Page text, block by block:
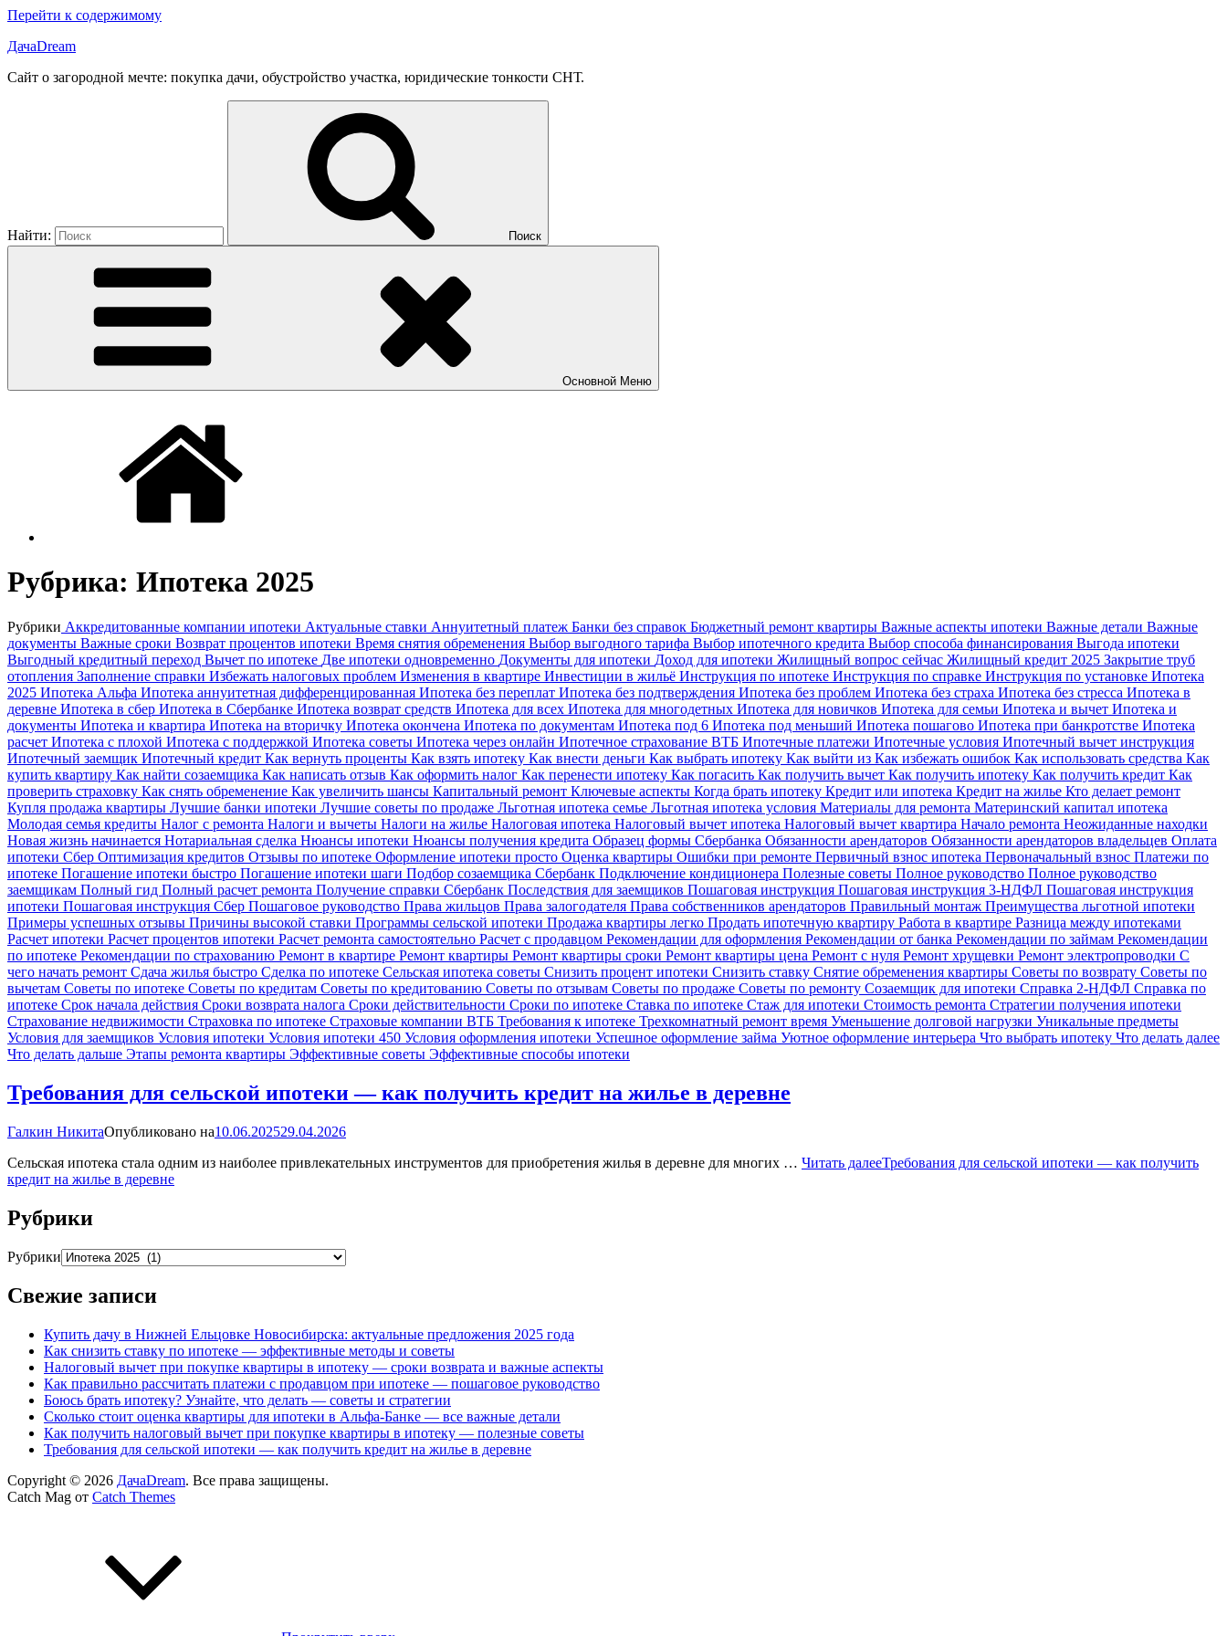
Перейти к содержимому
ДачаDream
Сайт о загородной мечте: покупка дачи, обустройство участка, юридические тонкости СНТ.
Найти: Поиск
Основной Меню
Рубрика: Ипотека 2025
Рубрики Аккредитованные компании ипотеки Актуальные ставки Аннуитетный платеж Банки без справок Бюджетный ремонт квартиры Важные аспекты ипотеки Важные детали Важные
документы Важные сроки Возврат процентов ипотеки Время снятия обременения Выбор выгодного тарифа Выбор ипотечного кредита Выбор способа финансирования Выгода ипотеки
Выгодный кредитный переход Вычет по ипотеке Две ипотеки одновременно Документы для ипотеки Доход для ипотеки Жилищный вопрос сейчас Жилищный кредит 2025 Закрытие труб
отопления Заполнение справки Избежать налоговых проблем Изменения в квартире Инвестиции в жильё Инструкция по ипотеке Инструкция по справке Инструкция по установке Ипотека
2025 Ипотека Альфа Ипотека аннуитетная дифференцированная Ипотека без переплат Ипотека без подтверждения Ипотека без проблем Ипотека без страха Ипотека без стресса Ипотека в
деревне Ипотека в сбер Ипотека в Сбербанке Ипотека возврат средств Ипотека для всех Ипотека для многодетных Ипотека для новичков Ипотека для семьи Ипотека и вычет Ипотека и
документы Ипотека и квартира Ипотека на вторичку Ипотека окончена Ипотека по документам Ипотека под 6 Ипотека под меньший Ипотека пошагово Ипотека при банкротстве Ипотека
расчет Ипотека с плохой Ипотека с поддержкой Ипотека советы Ипотека через онлайн Ипотечное страхование ВТБ Ипотечные платежи Ипотечные условия Ипотечный вычет инструкция
Ипотечный заемщик Ипотечный кредит Как вернуть проценты Как взять ипотеку Как внести деньги Как выбрать ипотеку Как выйти из Как избежать ошибок Как использовать средства Как
купить квартиру Как найти созаемщика Как написать отзыв Как оформить налог Как перенести ипотеку Как погасить Как получить вычет Как получить ипотеку Как получить кредит Как
проверить страховку Как снять обременение Как увеличить шансы Капитальный ремонт Ключевые аспекты Когда брать ипотеку Кредит или ипотека Кредит на жилье Кто делает ремонт
Купля продажа квартиры Лучшие банки ипотеки Лучшие советы по продаже Льготная ипотека семье Льготная ипотека условия Материалы для ремонта Материнский капитал ипотека
Молодая семья кредиты Налог с ремонта Налоги и вычеты Налоги на жилье Налоговая ипотека Налоговый вычет ипотека Налоговый вычет квартира Начало ремонта Неожиданные находки
Новая жизнь начинается Нотариальная сделка Нюансы ипотеки Нюансы получения кредита Образец формы Сбербанка Обязанности арендаторов Обязанности арендаторов владельцев Оплата
ипотеки Сбер Оптимизация кредитов Отзывы по ипотеке Оформление ипотеки просто Оценка квартиры Ошибки при ремонте Первичный взнос ипотека Первоначальный взнос Платежи по
ипотеке Погашение ипотеки быстро Погашение ипотеки шаги Подбор созаемщика Сбербанк Подключение кондиционера Полезные советы Полное руководство Полное руководство
заемщикам Полный гид Полный расчет ремонта Получение справки Сбербанк Последствия для заемщиков Пошаговая инструкция Пошаговая инструкция 3-НДФЛ Пошаговая инструкция
ипотеки Пошаговая инструкция Сбер Пошаговое руководство Права жильцов Права залогодателя Права собственников арендаторов Правильный монтаж Преимущества льготной ипотеки
Примеры успешных отзывы Причины высокой ставки Программы сельской ипотеки Продажа квартиры легко Продать ипотечную квартиру Работа в квартире Разница между ипотеками
Расчет ипотеки Расчет процентов ипотеки Расчет ремонта самостоятельно Расчет с продавцом Рекомендации для оформления Рекомендации от банка Рекомендации по займам Рекомендации
по ипотеке Рекомендации по страхованию Ремонт в квартире Ремонт квартиры Ремонт квартиры сроки Ремонт квартиры цена Ремонт с нуля Ремонт хрущевки Ремонт электропроводки С
чего начать ремонт Сдача жилья быстро Сделка по ипотеке Сельская ипотека советы Снизить процент ипотеки Снизить ставку Снятие обременения квартиры Советы по возврату Советы по
вычетам Советы по ипотеке Советы по кредитам Советы по кредитованию Советы по отзывам Советы по продаже Советы по ремонту Созаемщик для ипотеки Справка 2-НДФЛ Справка по
ипотеке Срок начала действия Сроки возврата налога Сроки действительности Сроки по ипотеке Ставка по ипотеке Стаж для ипотеки Стоимость ремонта Стратегии получения ипотеки
Страхование недвижимости Страховка по ипотеке Страховые компании ВТБ Требования к ипотеке Трехкомнатный ремонт время Уменьшение долговой нагрузки Уникальные предметы
Условия для заемщиков Условия ипотеки Условия ипотеки 450 Условия оформления ипотеки Успешное оформление займа Уютное оформление интерьера Что выбрать ипотеку Что делать далее
Что делать дальше Этапы ремонта квартиры Эффективные советы Эффективные способы ипотеки
Требования для сельской ипотеки — как получить кредит на жилье в деревне
Галкин НикитаОпубликовано на10.06.202529.04.2026
Сельская ипотека стала одним из наиболее привлекательных инструментов для приобретения жилья в деревне для многих … Читать далееТребования для сельской ипотеки — как получить
кредит на жилье в деревне
Рубрики
Рубрики
Свежие записи
Купить дачу в Нижней Ельцовке Новосибирска: актуальные предложения 2025 года
Как снизить ставку по ипотеке — эффективные методы и советы
Налоговый вычет при покупке квартиры в ипотеку — сроки возврата и важные аспекты
Как правильно рассчитать платежи с продавцом при ипотеке — пошаговое руководство
Боюсь брать ипотеку? Узнайте, что делать — советы и стратегии
Сколько стоит оценка квартиры для ипотеки в Альфа-Банке — все важные детали
Как получить налоговый вычет при покупке квартиры в ипотеку — полезные советы
Требования для сельской ипотеки — как получить кредит на жилье в деревне
Copyright © 2026 ДачаDream. Все права защищены.
Catch Mag от Catch Themes